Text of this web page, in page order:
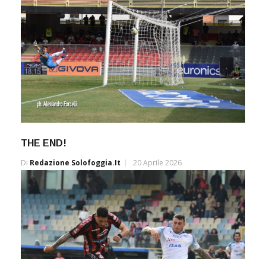
THE END!
Di Redazione Solofoggia.it 20 Aprile 2026